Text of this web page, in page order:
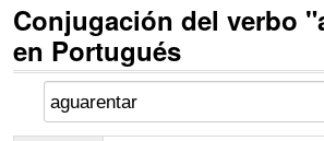
Conjugación del verbo
en Portugués